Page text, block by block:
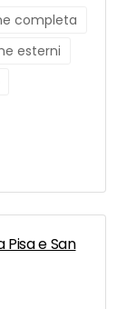
completa
esterni
e San